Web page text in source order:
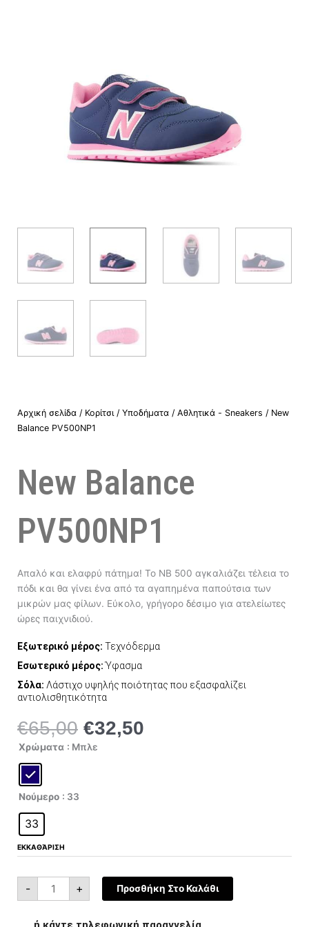
Αρχική σελίδα / Κορίτσι / Υποδήματα / Αθλητικά - Sneakers / New
Balance PV500NP1
New Balance
PV500NP1
Απαλό και ελαφρύ πάτημα! To NB 500 αγκαλιάζει τέλεια το
πόδι και θα γίνει ένα από τα αγαπημένα παπούτσια των
μικρών μας φίλων. Εύκολο, γρήγορο δέσιμο για ατελείωτες
ώρες παιχνιδιού.
Εξωτερικό μέρος: Τεχνόδερμα
Εσωτερικό μέρος:Ύφασμα
Σόλα: Λάστιχο υψηλής ποιότητας που εξασφαλίζει
αντιολισθητικότητα
€65,00 Original
price
€32,50
Χρώματα : Μπλε
Νούμερο : 33
33
ΕΚΚΑΘΆΡΙΣΗ
-
Balance
ποσότητα
+ Προσθήκη Στο Καλάθι